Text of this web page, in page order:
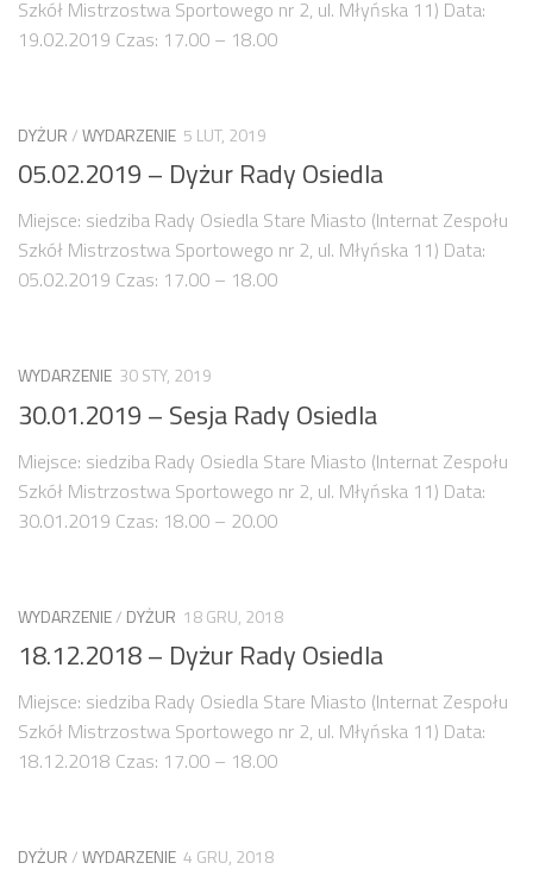
Budżet 2016
Miejsca parkingowe
Patrol Rowerowy 2015
Plany zagospodarowania
Strefa Tempo 30
Strefa Tempo 30 – Opinia Rady Osiedla
Strefa Tempo 30 – etap II i III
Strefa Tempo 30 – etap IV
Archiwum konsultacji
Galeria
Kontakt
Dla mediów
Szkół Mistrzostwa Sportowego nr 2, ul. Młyńska 11) Data:
19.02.2019 Czas: 17.00 – 18.00
DYŻUR/WYDARZENIE 5 LUT, 2019
05.02.2019 – Dyżur Rady Osiedla
Miejsce: siedziba Rady Osiedla Stare Miasto (Internat Zespołu
Szkół Mistrzostwa Sportowego nr 2, ul. Młyńska 11) Data:
05.02.2019 Czas: 17.00 – 18.00
WYDARZENIE 30 STY, 2019
30.01.2019 – Sesja Rady Osiedla
Miejsce: siedziba Rady Osiedla Stare Miasto (Internat Zespołu
Szkół Mistrzostwa Sportowego nr 2, ul. Młyńska 11) Data:
30.01.2019 Czas: 18.00 – 20.00
WYDARZENIE/ DYŻUR 18 GRU, 2018
18.12.2018 – Dyżur Rady Osiedla
Miejsce: siedziba Rady Osiedla Stare Miasto (Internat Zespołu
Szkół Mistrzostwa Sportowego nr 2, ul. Młyńska 11) Data:
18.12.2018 Czas: 17.00 – 18.00
DYŻUR/WYDARZENIE 4 GRU, 2018